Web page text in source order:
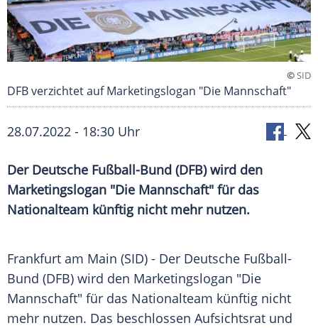
©SID
DFB verzichtet auf Marketingslogan "Die Mannschaft"
28.07.2022 - 18:30 Uhr
Der Deutsche Fußball-Bund (DFB) wird den
Marketingslogan "Die Mannschaft" für das
Nationalteam künftig nicht mehr nutzen.
Frankfurt am Main (SID) - Der Deutsche Fußball-
Bund (DFB) wird den Marketingslogan "Die
Mannschaft" für das Nationalteam künftig nicht
mehr nutzen. Das beschlossen Aufsichtsrat und